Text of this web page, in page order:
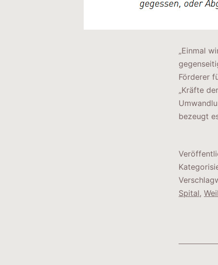
„Einmal
Förderer
„Kräfte
bezeugt
Spital,